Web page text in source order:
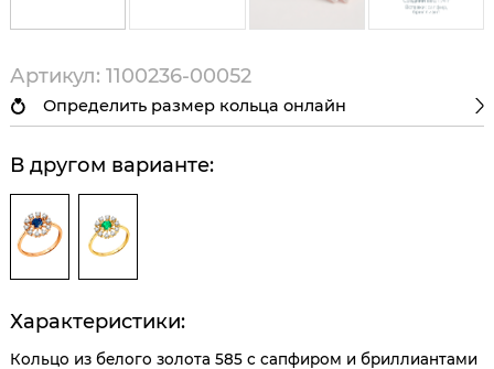
Артикул: 1100236-00052
Определить размер кольца онлайн
В другом варианте:
Характеристики:
Кольцо из белого золота 585 с сапфиром и бриллиантами